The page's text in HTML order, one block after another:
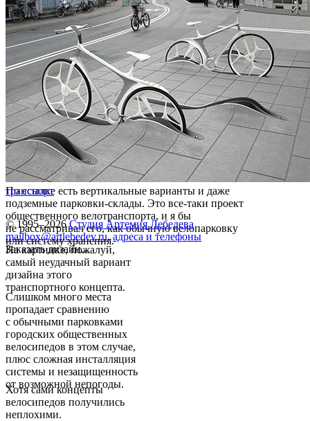
По ссылке есть вертикальные варианты и даже
подземные парковки-склады. Это все-таки проект
общественного велотранспорта, и я бы
не рассматривал его, как обычную велопарковку
или систему хранения.
На картинке, пожалуй,
самый неудачный вариант
дизайна этого
транспортного концепта.
Слишком много места
пропадает сравнению
с обычными парковками
городских общественных
велосипедов в этом случае,
плюс сложная инсталляция
системы и незащищенность
от возможной непогоды.
Хотя сами концепты
велосипедов получились
неплохими.
транспорт
© 1995–2026 Студия Артемия Лебедева
mailbox@artlebedev.ru, адреса и телефоны
Заказать дизайн...